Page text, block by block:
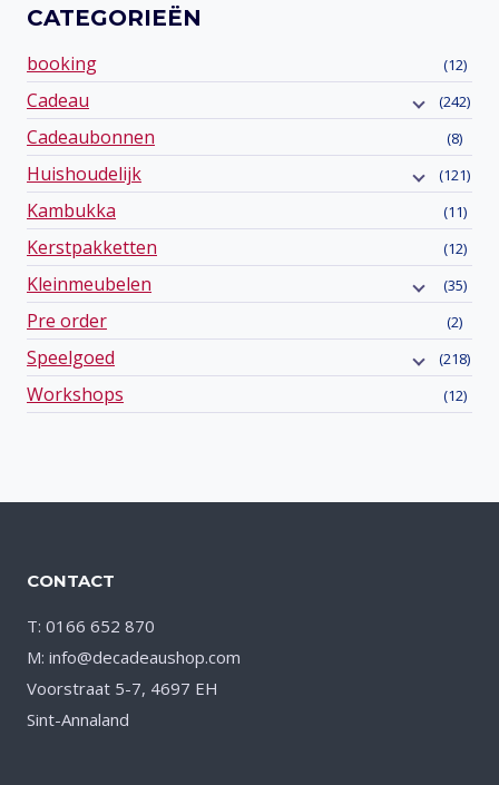
CATEGORIEËN
booking (12)
Cadeau (242)
Cadeaubonnen (8)
Huishoudelijk (121)
Kambukka (11)
Kerstpakketten (12)
Kleinmeubelen (35)
Pre order (2)
Speelgoed (218)
Workshops (12)
CONTACT
T: 0166 652 870
M: info@decadeaushop.com
Voorstraat 5-7, 4697 EH
Sint-Annaland